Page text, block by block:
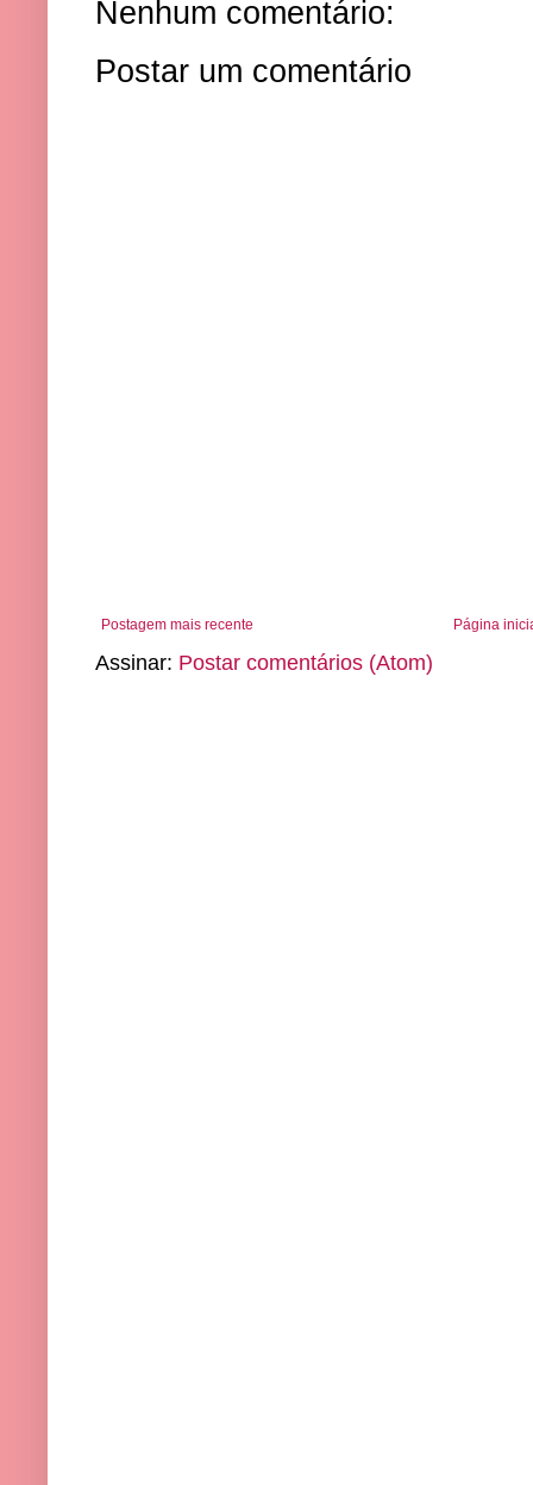
Nenhum comentário:
Postar um comentário
Postagem mais recente Página
Assinar: Postar comentários (Atom)